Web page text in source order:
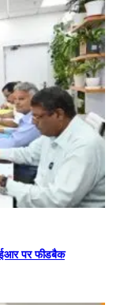
पर फीडबैक